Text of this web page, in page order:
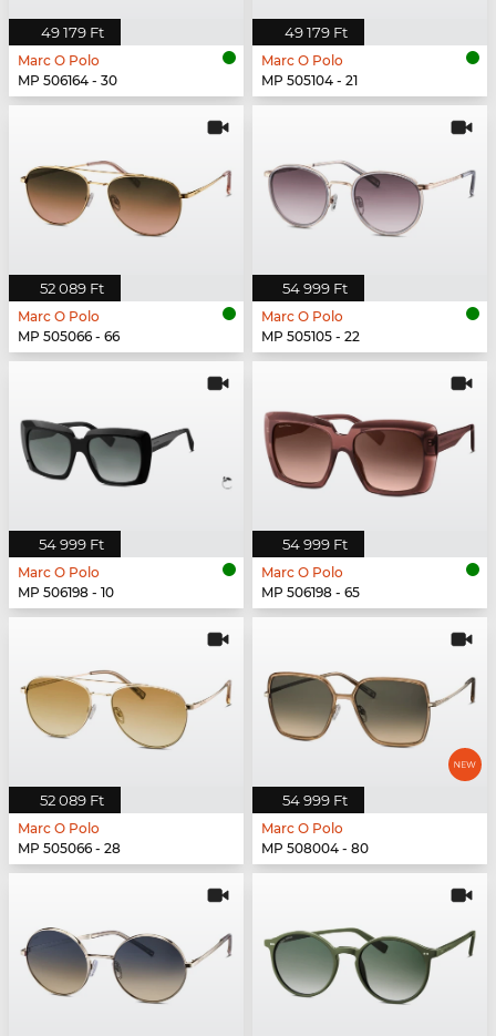
49 179 Ft
Marc O Polo
MP 506164 - 30
49 179 Ft
Marc O Polo
MP 505104 - 21
52 089 Ft
Marc O Polo
MP 505066 - 66
54 999 Ft
Marc O Polo
MP 505105 - 22
54 999 Ft
Marc O Polo
MP 506198 - 10
54 999 Ft
Marc O Polo
MP 506198 - 65
52 089 Ft
Marc O Polo
MP 505066 - 28
54 999 Ft
Marc O Polo
MP 508004 - 80